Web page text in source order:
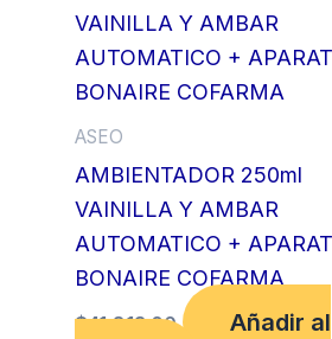
ASEO
AMBIENTADOR 250ml
VAINILLA Y AMBAR
AUTOMATICO +
BONAIRE COFARMA
$41,813.00
Añadir al